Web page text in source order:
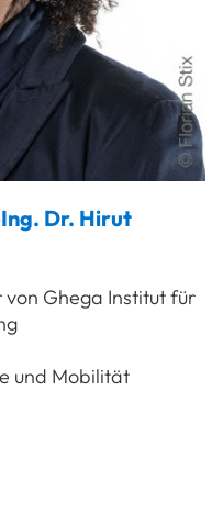
Dr. Hirut
von Ghega Institut für
und Mobilität